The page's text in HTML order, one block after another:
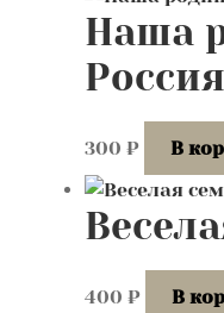
Наша
Россия
300 ₽ В
400 ₽ В